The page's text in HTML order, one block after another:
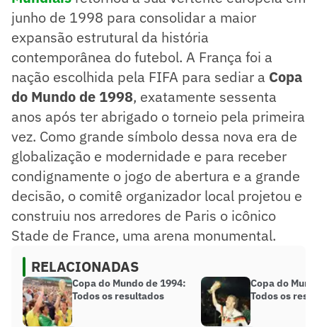
Copa marcada por surpresas como a Croácia e a Bulgária,
além do trágico assassinato de Andrés Escobar após a
eliminação da Colômbia.
Resumo supervisionado pelo jornalista!
junho de 1998 para consolidar a maior
expansão estrutural da história
contemporânea do futebol. A França foi a
nação escolhida pela FIFA para sediar a Copa
do Mundo de 1998, exatamente sessenta
anos após ter abrigado o torneio pela primeira
vez. Como grande símbolo dessa nova era de
globalização e modernidade e para receber
condignamente o jogo de abertura e a grande
decisão, o comitê organizador local projetou e
construiu nos arredores de Paris o icônico
Stade de France, uma arena monumental.
RELACIONADAS
Copa do Mundo de 1994:
Todos os resultados
Copa do
Todos os